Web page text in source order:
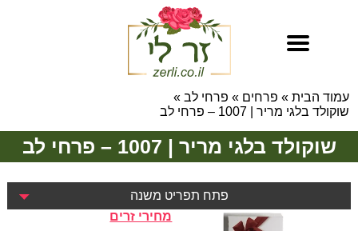
עמוד הבית » פרחים » פרחי לב »
שוקולד בלגי מריר | 1007 – פרחי לב
שוקולד בלגי מריר | 1007 – פרחי לב
פתח תפריט משנה
מחירי זרים